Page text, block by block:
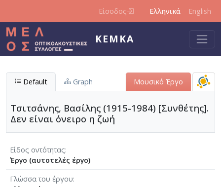
Είσοδος Ελληνικά English
ΚΕΜΚΑ
Default Graph Μουσικό Έργο
Τσιτσάνης, Βασίλης (1915-1984) [Συνθέτης].
Δεν είναι όνειρο η ζωή
Είδος οντότητας
Έργο (αυτοτελές έργο)
Γλώσσα του έργου